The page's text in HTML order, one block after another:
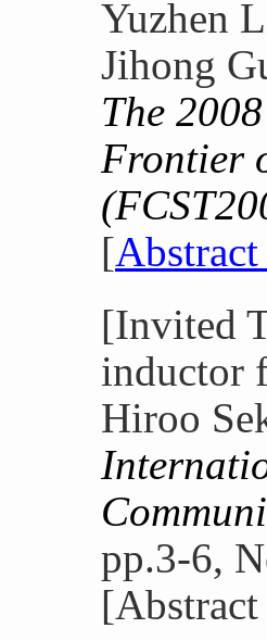
Yuzhen
Jihong
The
Frontier
[Abstract
[Invited
inductor
Hiroo
pp.3-6,